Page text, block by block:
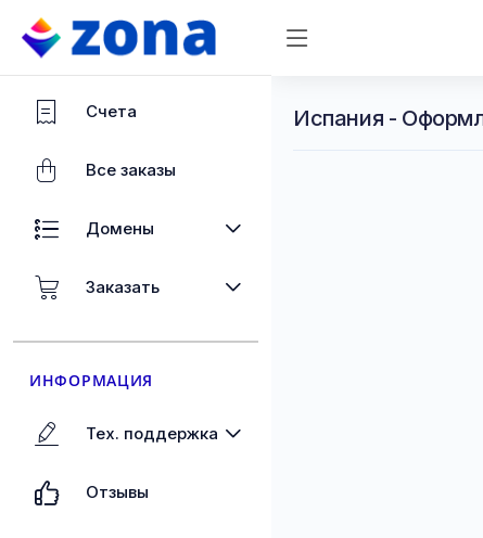
Счета
Все заказы
Домены
Заказать
ИНФОРМАЦИЯ
Тех. поддержка
Отзывы
Испания -